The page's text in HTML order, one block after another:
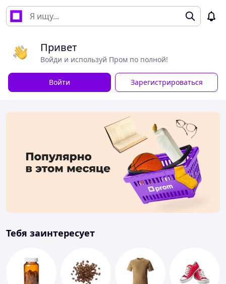
Привет
Войди и используй Пром по полной!
Войти Зарегистрироваться
Тебя заинтересует